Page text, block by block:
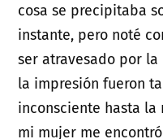
cosa se precipitaba
instante, pero noté
ser atravesado por
la impresión fueron
inconsciente hasta la
mi mujer me